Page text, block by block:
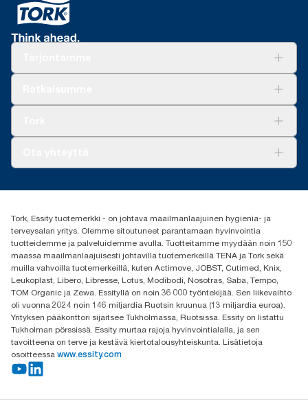
(+358) 9 5068 8222
Oy Essity Finland Ab
Revontulenkuja 1
02100 Espoo
Tork, Essity tuotemerkki - on johtava maailmanlaajuinen hygienia- ja
terveysalan yritys. Olemme sitoutuneet parantamaan hyvinvointia
tuotteidemme ja palveluidemme avulla. Tuotteitamme myydään noin 150
maassa maailmanlaajuisesti johtavilla tuotemerkeillä TENA ja Tork sekä
muilla vahvoilla tuotemerkeillä, kuten Actimove, JOBST, Cutimed, Knix,
Leukoplast, Libero, Libresse, Lotus, Modibodi, Nosotras, Saba, Tempo,
TOM Organic ja Zewa. Essityllä on noin 36 000 työntekijää. Sen liikevaihto
oli vuonna 2024 noin 146 miljardia Ruotsin kruunua (13 miljardia euroa).
Yrityksen pääkonttori sijaitsee Tukholmassa, Ruotsissa. Essity on listattu
Tukholman pörssissä. Essity murtaa rajoja hyvinvointialalla, ja sen
tavoitteena on terve ja kestävä kiertotalousyhteiskunta. Lisätietoja
osoitteessa www.essity.com